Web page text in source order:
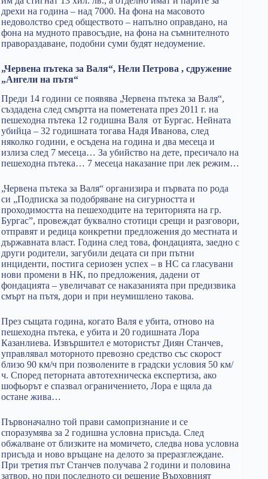
дрехи на година – над 7000. На фона на масовото
недоволство сред обществото – напълно оправдано, на
фона на мудното правосъдие, на фона на съмнителното
правораздаване, подобни суми будят недоумение.
„Червена пътека за Валя“, Нели Петрова , сдружение
„Ангели на пътя“
Преди 14 години се появява „Червена пътека за Валя“,
създадена след смъртта на пометената през 2011 г. на
пешеходна пътека 12 годишна Валя от Бургас. Нейната
убийца – 32 годишната тогава Надя Иванова, след
няколко години, е осъдена на година и два месеца и
излиза след 7 месеца… За убийство на дете, пресичало на
пешеходна пътека… 7 месеца наказание при лек режим…
„Червена пътека за Валя“ организира и първата по рода
си „Подписка за подобряване на сигурността и
проходимостта на пешеходците на територията на гр.
Бургас”, провеждат буквално стотици срещи и разговори,
отправят и редица конкретни предложения до местната и
държавната власт. Година след това, фондацията, заедно с
други родители, загубили децата си при пътни
инциденти, постига сериозен успех – в НС са гласувани
нови промени в НК, по предложения, дадени от
фондацията – увеличават се наказанията при предизвика
смърт на пътя, дори и при неумишлено такова.
През същата година, когато Валя е убита, отново на
пешеходна пътека, е убита и 20 годишната Лора
Казанлиева. Извършител е мотористът Диян Станчев,
управлявал моторното превозно средство със скорост
близо 90 км/ч при позволените в градски условия 50 км/
ч. Според петорната автотехническа експертиза, ако
шофьорът е спазвал ограничението, Лора е щяла да
остане жива…
Първоначално той прави самопризнание и се
споразумява за 2 годишна условна присъда. След
обжалване от близките на момичето, следва нова условна
присъда и ново връщане на делото за преразглеждане.
При третия път Станчев получава 2 години и половина
затвор, но при последното си решение Върховният